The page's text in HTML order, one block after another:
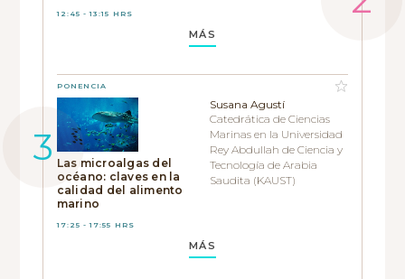
12:45 - 13:15 HRS
MÁS
PONENCIA
Las microalgas del
océano: claves en la
calidad del alimento
marino
17:25 - 17:55 HRS
Susana Agustí
Catedrática de Ciencias
Marinas en la Universidad
Rey Abdullah de Ciencia y
Tecnología de Arabia
Saudita (KAUST)
MÁS